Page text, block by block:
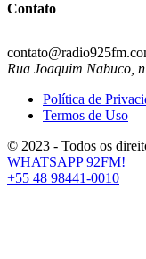
Contato
Rua Joaquim Nabuco,
Política de
Termos de Uso
© 2023 - Todos os
WHATSAPP 92FM!
+55 48 98441-0010